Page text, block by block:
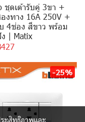
ชุดเต้ารับคู่ 3ขา +
งทาง 16A 250V +
4ช่อง สีขาว พร้อม
| Matix
-25%
ะสิทธิภาพและ